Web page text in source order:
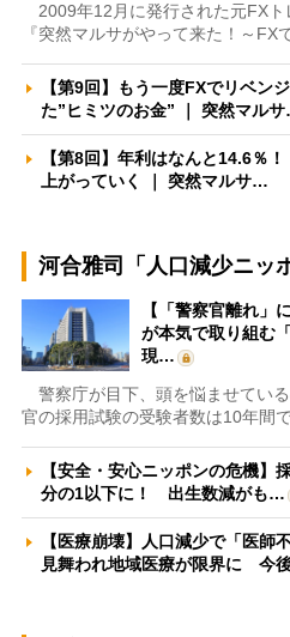
2009年12月に発行された元FXト
『突然マルサがやって来た！～
【第9回】もう一度FXでリベ
た”ヒミツのお金” ｜ 突然マル
【第8回】年利はなんと14.6％
上がっていく ｜ 突然マルサ…
河合雅司「人口減少ニッ
【「警察官離れ」
が本気で取り組む
現…
警察庁が目下、頭を悩ませてい
官の採用試験の受験者数は10年間
【安全・安心ニッポンの危機】
分の1以下に！ 出生数減がも…
【医療崩壊】人口減少で「医師
見舞われ地域医療が限界に 今